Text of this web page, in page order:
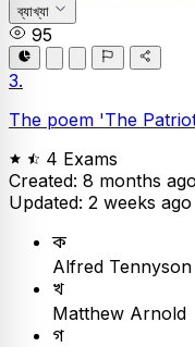
ব্যাখ্যা
95
3.
The poem 'The
4 Exams
Created: 8 months
Updated: 2 weeks ago
ক
Alfred Tennyson
খ
Matthew Arnold
গ